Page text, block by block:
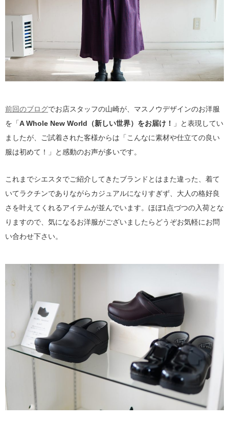
前回のブログでお店スタッフの山崎が、マスノウデザインのお洋服
を「A Whole New World（新しい世界）をお届け！
」と表現してい
ましたが、ご試着された客様からは「こんなに素材や仕立ての良い
服は初めて！」と感動のお声が多いです。
これまでシエスタでご紹介してきたブランドとはまた違った、着て
いてラクチンでありながらカジュアルになりすぎず、大人の格好良
さを叶えてくれるアイテムが並んでいます。ほぼ1点づつの入荷とな
りますので、気になるお洋服がございましたらどうぞお気軽にお問
い合わせ下さい。